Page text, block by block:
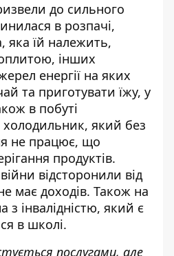
до сильного
в розпачі,
яка їй належить,
інших
енергії на яких
та приготувати їжу, у
в побуті
холодильник, який без
не працює, що
продуктів.
відсторонили від
має доходів. Також на
з інвалідністю, який є
в школі.
послугами, але